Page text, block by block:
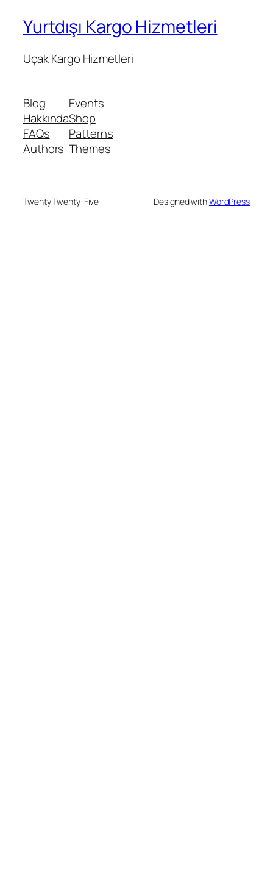
Yurtdışı Kargo Hizmetleri
Uçak Kargo Hizmetleri
Blog
Hakkında
FAQs
Authors
Events
Shop
Patterns
Themes
Twenty Twenty-Five Designed withWordPress